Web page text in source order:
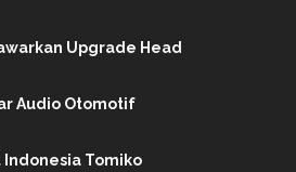
Upgrade Head
Audio Otomotif
Tomiko